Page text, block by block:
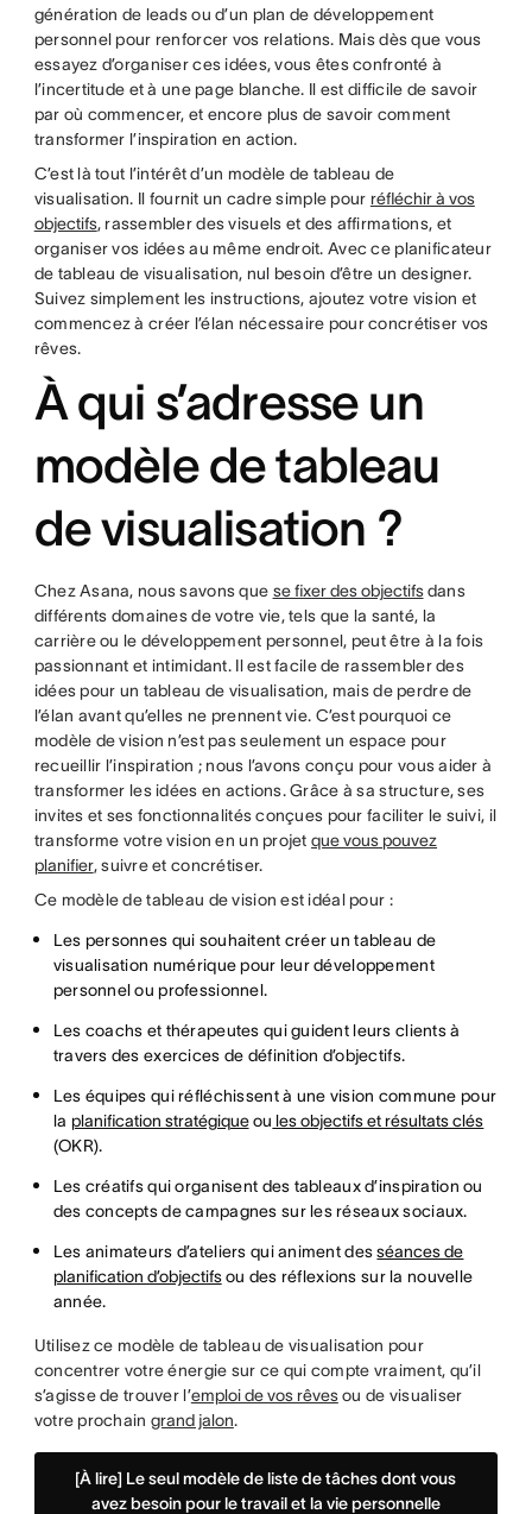
génération de leads ou d’un plan de développement
personnel pour renforcer vos relations. Mais dès que vous
essayez d’organiser ces idées, vous êtes confronté à
l’incertitude et à une page blanche. Il est difficile de savoir
par où commencer, et encore plus de savoir comment
transformer l’inspiration en action.
C’est là tout l’intérêt d’un modèle de tableau de
visualisation. Il fournit un cadre simple pour réfléchir à vos
objectifs, rassembler des visuels et des affirmations, et
organiser vos idées au même endroit. Avec ce planificateur
de tableau de visualisation, nul besoin d’être un designer.
Suivez simplement les instructions, ajoutez votre vision et
commencez à créer l’élan nécessaire pour concrétiser vos
rêves.
À qui s’adresse un
modèle de tableau
de visualisation ?
Chez Asana, nous savons que se fixer des objectifsdans
différents domaines de votre vie, tels que la santé, la
carrière ou le développement personnel, peut être à la fois
passionnant et intimidant. Il est facile de rassembler des
idées pour un tableau de visualisation, mais de perdre de
l’élan avant qu’elles ne prennent vie. C’est pourquoi ce
modèle de vision n’est pas seulement un espace pour
recueillir l’inspiration ; nous l’avons conçu pour vous aider à
transformer les idées en actions. Grâce à sa structure, ses
invites et ses fonctionnalités conçues pour faciliter le suivi, il
transforme votre vision en un projetque vous pouvez
planifier, suivre et concrétiser.
Ce modèle de tableau de vision est idéal pour :
Les personnes qui souhaitent créer un tableau de
visualisation numérique pour leur développement
personnel ou professionnel.
Les coachs et thérapeutes qui guident leurs clients à
travers des exercices de définition d’objectifs.
Les équipes qui réfléchissent à une vision commune pour
la planification stratégiqueou les objectifs et résultats clés
(OKR).
Les créatifs qui organisent des tableaux d’inspiration ou
des concepts de campagnes sur les réseaux sociaux.
Les animateurs d’ateliers qui animent desséances de
planification d’objectifsou des réflexions sur la nouvelle
année.
Utilisez ce modèle de tableau de visualisation pour
concentrer votre énergie sur ce qui compte vraiment, qu’il
s’agisse de trouver l’emploi de vos rêvesou de visualiser
votre prochain grand jalon.
[À lire] Le seul modèle de liste de tâches dont vous
avez besoin pour le travail et la vie personnelle